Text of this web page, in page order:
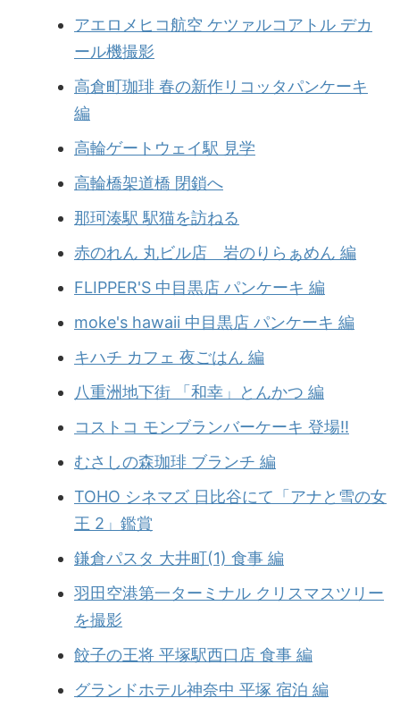
アエロメヒコ航空 ケツァルコアトル デカ
ール機撮影
高倉町珈琲 春の新作リコッタパンケーキ
編
高輪ゲートウェイ駅 見学
高輪橋架道橋 閉鎖へ
那珂湊駅 駅猫を訪ねる
赤のれん 丸ビル店 岩のりらぁめん 編
FLIPPER'S 中目黒店 パンケーキ 編
moke's hawaii 中目黒店 パンケーキ 編
キハチ カフェ 夜ごはん 編
八重洲地下街 「和幸」とんかつ 編
コストコ モンブランバーケーキ 登場!!
むさしの森珈琲 ブランチ 編
TOHO シネマズ 日比谷にて「アナと雪の女
王 2」鑑賞
鎌倉パスタ 大井町(1) 食事 編
羽田空港第一ターミナル クリスマスツリー
を撮影
餃子の王将 平塚駅西口店 食事 編
グランドホテル神奈中 平塚 宿泊 編